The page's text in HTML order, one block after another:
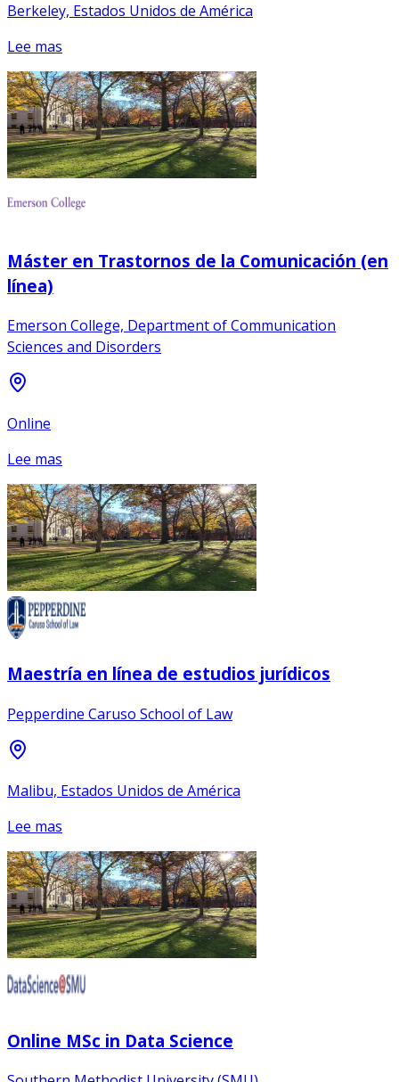
Berkeley, Estados Unidos de América
Lee mas
Máster en Trastornos de la Comunicación (en
línea)
Emerson College, Department of Communication
Sciences and Disorders
Online
Lee mas
Maestría en línea de estudios jurídicos
Pepperdine Caruso School of Law
Malibu, Estados Unidos de América
Lee mas
Online MSc in Data Science